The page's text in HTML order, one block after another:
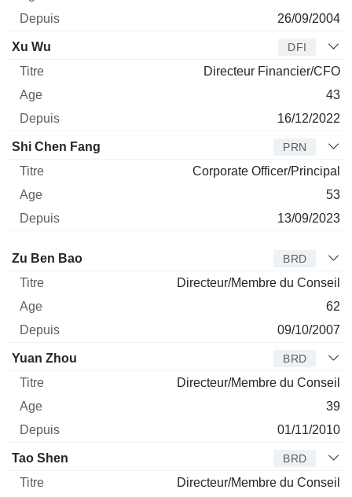
26/09/2004
Xu Wu DFI
Directeur Financier/CFO
43
16/12/2022
Shi Chen Fang PRN
Corporate Officer/Principal
53
13/09/2023
Administrateur
Zu Ben Bao BRD
Directeur/Membre du Conseil
62
09/10/2007
Yuan Zhou BRD
Directeur/Membre du Conseil
39
01/11/2010
Tao Shen BRD
Directeur/Membre du Conseil